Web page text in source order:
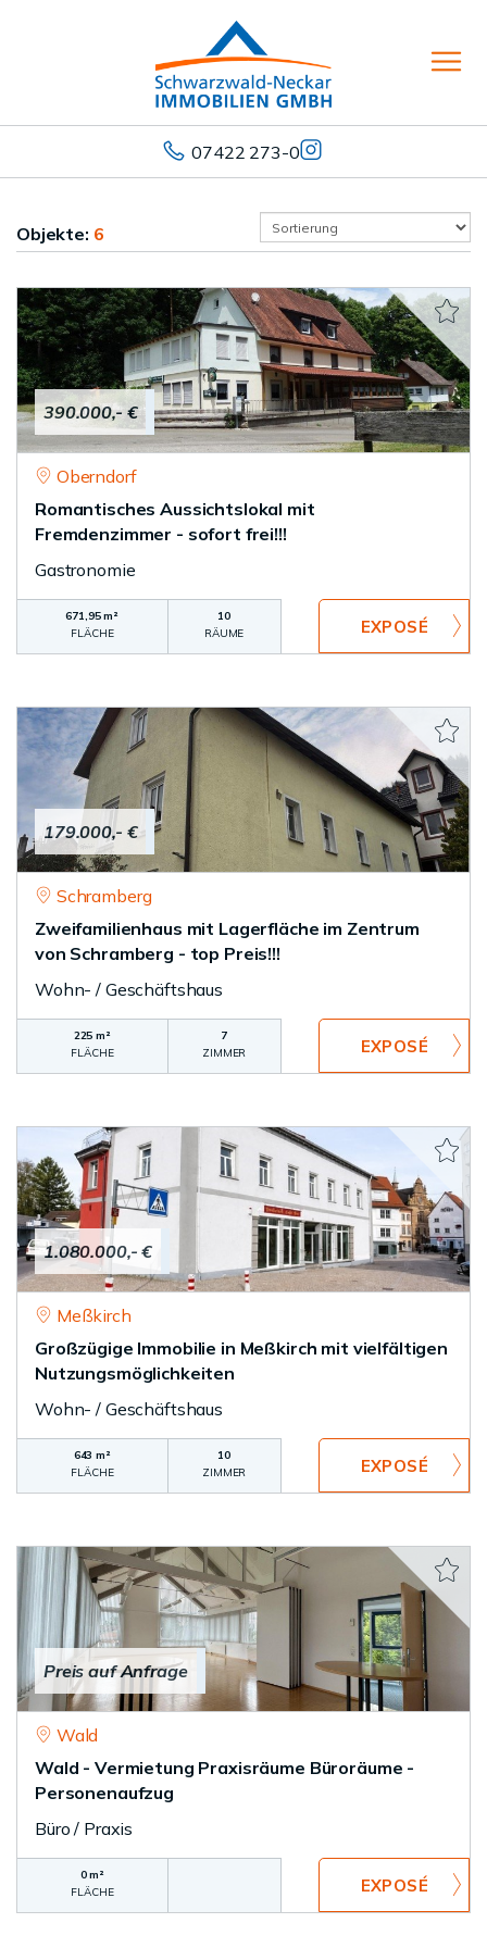
07422 273-0
Objekte: 6
390.000,- €
Oberndorf
Romantisches Aussichtslokal mit
Fremdenzimmer - sofort frei!!!
Gastronomie
671,95 m²
FLÄCHE
10
RÄUME
179.000,- €
Schramberg
Zweifamilienhaus mit Lagerfläche im Zentrum
von Schramberg - top Preis!!!
Wohn- / Geschäftshaus
225 m²
FLÄCHE
7
ZIMMER
1.080.000,- €
Meßkirch
Großzügige Immobilie in Meßkirch mit vielfältigen
Nutzungsmöglichkeiten
Wohn- / Geschäftshaus
643 m²
FLÄCHE
10
ZIMMER
Preis auf Anfrage
Wald
Wald - Vermietung Praxisräume Büroräume -
Personenaufzug
Büro / Praxis
0 m²
FLÄCHE